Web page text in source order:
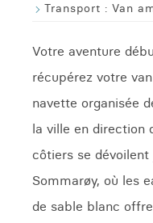
Transport : Van
Votre aventure
récupérez votre
navette organisée
la ville en direction
côtiers se dévoilent
Sommarøy, où les
de sable blanc